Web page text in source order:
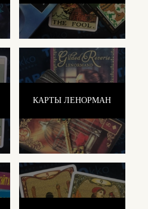
КАРТЫ ЛЕНОРМАН